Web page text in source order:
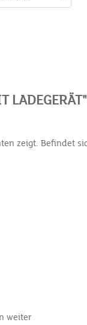
LADEGERÄT"
zeigt. Befindet
weiter